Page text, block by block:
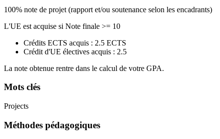
100% note de projet (rapport et/ou soutenance selon les encadrants)
L'UE est acquise si Note finale >= 10
Crédits ECTS acquis : 2.5 ECTS
Crédit d'UE électives acquis : 2.5
La note obtenue rentre dans le calcul de votre GPA.
Mots clés
Projects
Méthodes pédagogiques